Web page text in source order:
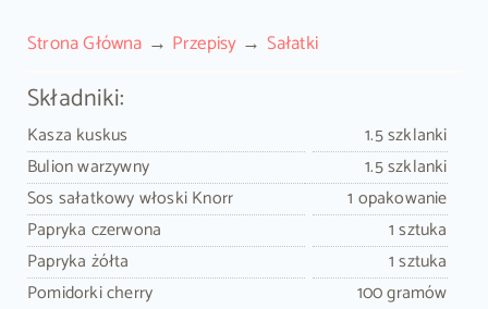
Wyposażenie
Search
Sklep PrimeCook
Strona Główna Przepisy Sałatki
Składniki:
Kasza kuskus
1.5 szklanki
Bulion warzywny
1.5 szklanki
Sos sałatkowy włoski Knorr
1 opakowanie
Papryka czerwona
1 sztuka
Papryka żółta
1 sztuka
Pomidorki cherry
100 gramów